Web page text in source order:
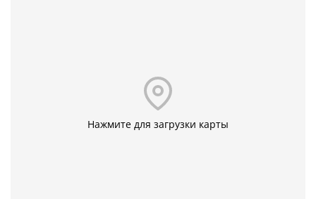
Нажмите для загрузки карты